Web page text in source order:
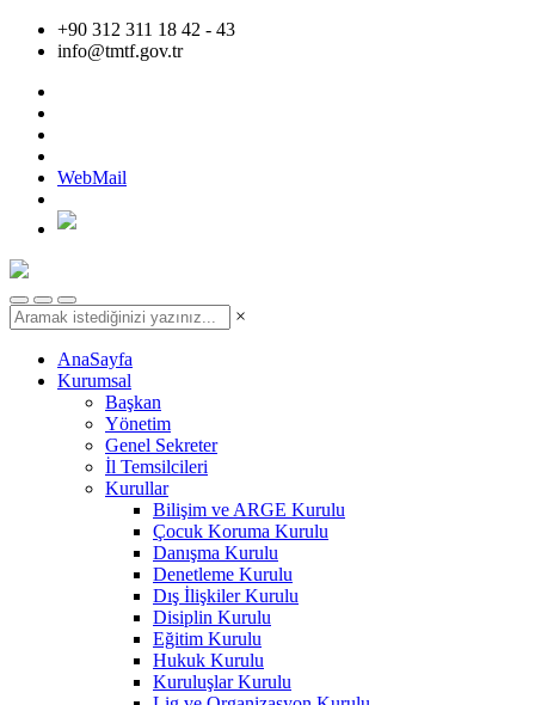
+90 312 311 18 42 - 43
info@tmtf.gov.tr
WebMail
×
AnaSayfa
Kurumsal
Başkan
Yönetim
Genel Sekreter
İl Temsilcileri
Kurullar
Bilişim ve ARGE Kurulu
Çocuk Koruma Kurulu
Danışma Kurulu
Denetleme Kurulu
Dış İlişkiler Kurulu
Disiplin Kurulu
Eğitim Kurulu
Hukuk Kurulu
Kuruluşlar Kurulu